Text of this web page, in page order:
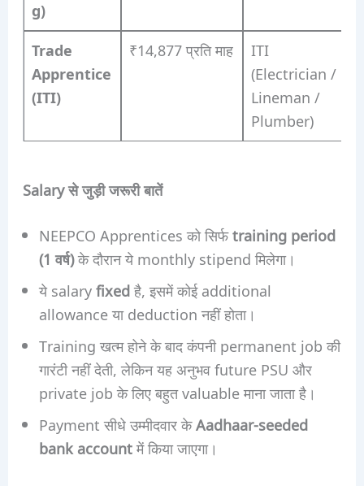
g)
Trade
Apprentice
(ITI)
₹14,877 प्रति माह
ITI
(Electrician /
Lineman /
Plumber)
Salary से जुड़ी जरूरी बातें
NEEPCO Apprentices को सिर्फtraining period
(1 वर्ष)के दौरान ये monthly stipend मिलेगा।
ये salaryfixedहै, इसमें कोई additional
allowance या deduction नहीं होता।
Training खत्म होने के बाद कंपनी permanent job की
गारंटी नहीं देती, लेकिन यह अनुभव future PSU और
private job के लिए बहुत valuable माना जाता है।
Payment सीधे उम्मीदवार केAadhaar-seeded
bank accountमें किया जाएगा।